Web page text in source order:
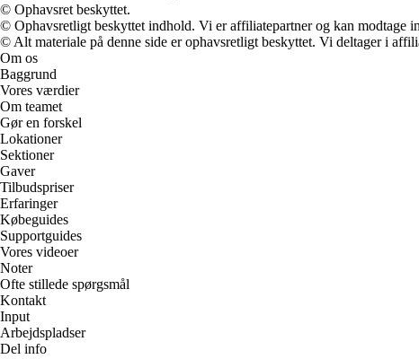
© Ophavsret beskyttet.
© Ophavsretligt beskyttet indhold. Vi er affiliatepartner og kan modtage
© Alt materiale på denne side er ophavsretligt beskyttet. Vi deltager i
Om os
Baggrund
Vores værdier
Om teamet
Gør en forskel
Lokationer
Sektioner
Gaver
Tilbudspriser
Erfaringer
Købeguides
Supportguides
Vores videoer
Noter
Ofte stillede spørgsmål
Kontakt
Input
Arbejdspladser
Del info